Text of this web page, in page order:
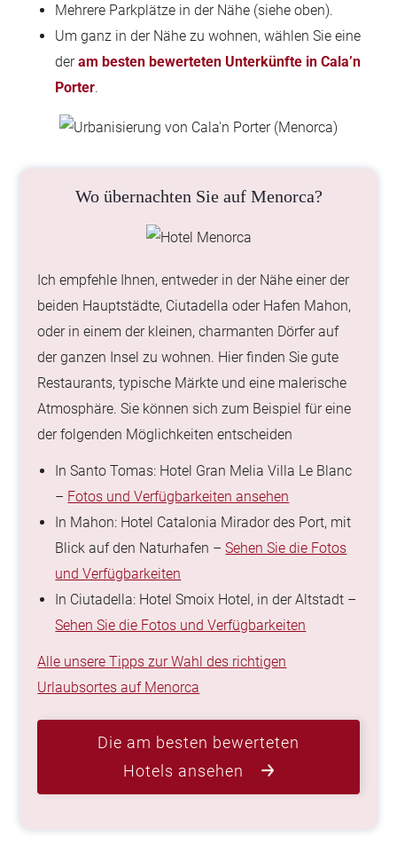
Mehrere Parkplätze in der Nähe (siehe oben).
Um ganz in der Nähe zu wohnen, wählen Sie eine
deram besten bewerteten Unterkünfte in Cala’n
Porter.
Wo übernachten Sie auf Menorca?
Ich empfehle Ihnen, entweder in der Nähe einer der
beiden Hauptstädte, Ciutadella oder Hafen Mahon,
oder in einem der kleinen, charmanten Dörfer auf
der ganzen Insel zu wohnen. Hier finden Sie gute
Restaurants, typische Märkte und eine malerische
Atmosphäre. Sie können sich zum Beispiel für eine
der folgenden Möglichkeiten entscheiden
In Santo Tomas: Hotel Gran Melia Villa Le Blanc
– Fotos und Verfügbarkeiten ansehen
In Mahon: Hotel Catalonia Mirador des Port, mit
Blick auf den Naturhafen –Sehen Sie die Fotos
und Verfügbarkeiten
In Ciutadella: Hotel Smoix Hotel, in der Altstadt –
Sehen Sie die Fotos und Verfügbarkeiten
Alle unsere Tipps zur Wahl des richtigen
Urlaubsortes auf Menorca
Die am besten bewerteten
Hotels ansehen